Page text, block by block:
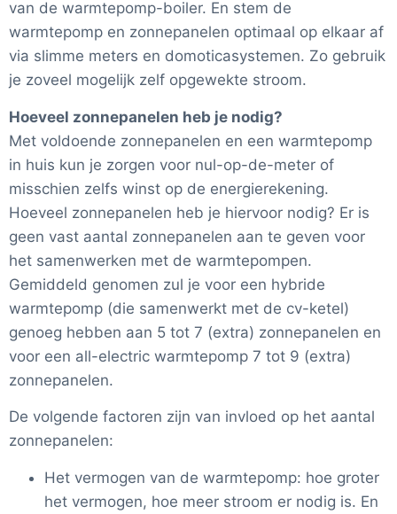
van de warmtepomp-boiler. En stem de
warmtepomp en zonnepanelen optimaal op elkaar af
via slimme meters en domoticasystemen. Zo gebruik
je zoveel mogelijk zelf opgewekte stroom.
Hoeveel zonnepanelen heb je nodig?
Met voldoende zonnepanelen en een warmtepomp
in huis kun je zorgen voor nul-op-de-meter of
misschien zelfs winst op de energierekening.
Hoeveel zonnepanelen heb je hiervoor nodig? Er is
geen vast aantal zonnepanelen aan te geven voor
het samenwerken met de warmtepompen.
Gemiddeld genomen zul je voor een hybride
warmtepomp (die samenwerkt met de cv-ketel)
genoeg hebben aan 5 tot 7 (extra) zonnepanelen en
voor een all-electric warmtepomp 7 tot 9 (extra)
zonnepanelen.
De volgende factoren zijn van invloed op het aantal
zonnepanelen:
Het vermogen van de warmtepomp: hoe groter
het vermogen, hoe meer stroom er nodig is. En